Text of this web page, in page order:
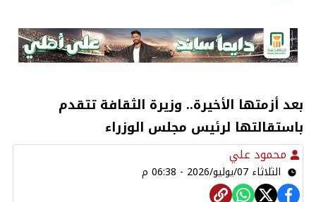
بعد أزمتها الأخيرة.. وزيرة الثقافة تتقدم
باستقالتها لرئيس مجلس الوزراء
محمود علي
الثلاثاء 07/يوليو/2026 - 06:38 م